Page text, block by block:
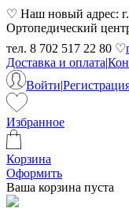
♡ Наш новый адрес:
Ортопедический
тел. 8 702 517 22 80 ♡
Доставка и оплата|
Войти|
Избранное
Корзина
Оформить
Ваша корзина пуста